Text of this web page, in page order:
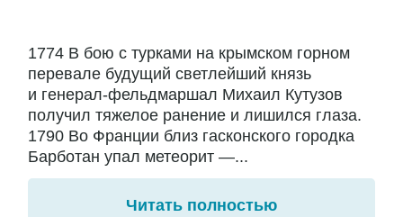
1774 В бою с турками на крымском горном
перевале будущий светлейший князь
и генерал-фельдмаршал Михаил Кутузов
получил тяжелое ранение и лишился глаза.
1790 Во Франции близ гасконского городка
Барботан упал метеорит —...
Читать полностью